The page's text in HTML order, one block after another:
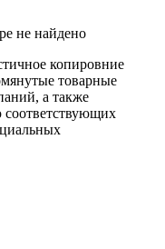
не найдено
копировние
товарные
а также
соответствующих